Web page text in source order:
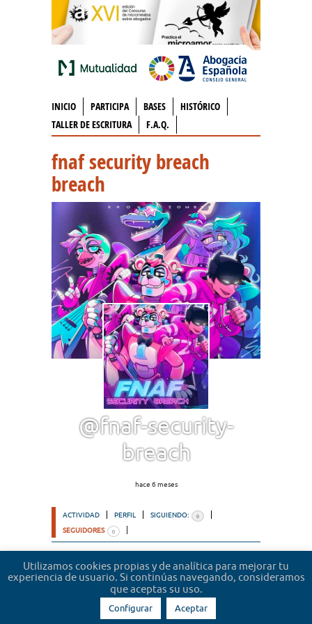
INICIO PARTICIPA BASES
HISTÓRICO
TALLER DE ESCRITURA
F.A.Q.
fnaf security breach
breach
@fnaf-security-
breach
hace 6 meses
ACTIVIDAD PERFIL SIGUIENDO: 0
SEGUIDORES 0
Lo sentimos, no hemos encontrado usuarios.
Utilizamos cookies propias y de analítica para mejorar tu
experiencia de usuario. Si continúas navegando, consideramos
que aceptas su uso.
Configurar Aceptar